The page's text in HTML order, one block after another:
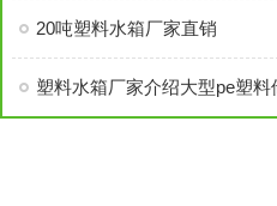
20吨塑料水箱厂家直销